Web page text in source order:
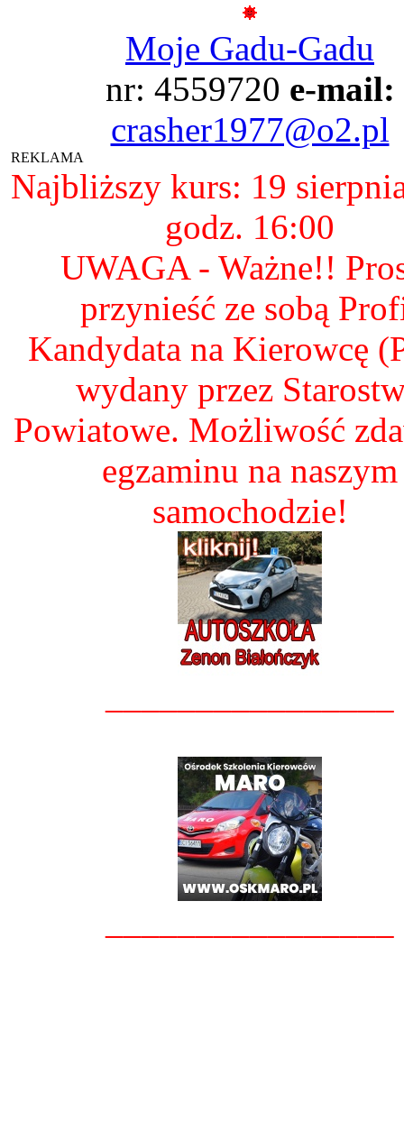
Moje Gadu-Gadu
nr: 4559720 e-mail:
crasher1977@o2.pl
REKLAMA
Najbliższy kurs: 19
godz. 16:00
UWAGA - Ważne!!
przynieść ze sobą
Kandydata na Kierowcę
wydany przez
Powiatowe. Możliwość
egzaminu na naszym
samochodzie!